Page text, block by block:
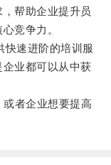
帮助企业提升员
竞争力。
速进阶的培训服
业都可以从中获
者企业想要提高